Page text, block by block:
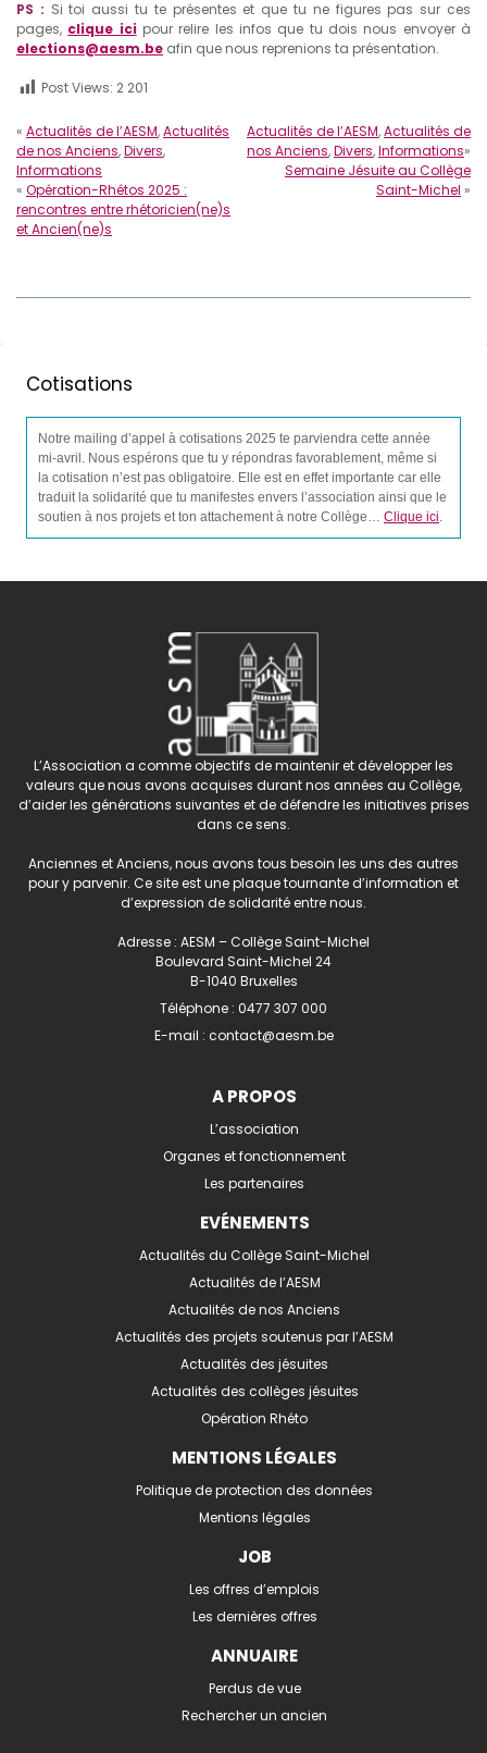
PS : Si toi aussi tu te présentes et que tu ne figures pas sur ces
pages, clique icipour relire les infos que tu dois nous envoyer à
elections@aesm.be afin que nous reprenions ta présentation.
Post Views: 2 201
« Actualités de l’AESM,Actualités
de nos Anciens,Divers,
Informations
« Opération-Rhétos 2025 :
rencontres entre rhétoricien(ne)s
et Ancien(ne)s
Actualités de l’AESM,Actualités de
nos Anciens,Divers,Informations»
Semaine Jésuite au Collège
Saint-Michel »
Cotisations
Notre mailing d’appel à cotisations 2025 te parviendra cette année
mi-avril. Nous espérons que tu y répondras favorablement, même si
la cotisation n’est pas obligatoire. Elle est en effet importante car elle
traduit la solidarité que tu manifestes envers l’association ainsi que le
soutien à nos projets et ton attachement à notre Collège… Clique ici.
L’Association a comme objectifs de maintenir et développer les
valeurs que nous avons acquises durant nos années au Collège,
d’aider les générations suivantes et de défendre les initiatives prises
dans ce sens.
Anciennes et Anciens, nous avons tous besoin les uns des autres
pour y parvenir. Ce site est une plaque tournante d’information et
d’expression de solidarité entre nous.
Adresse : AESM – Collège Saint-Michel
Boulevard Saint-Michel 24
B-1040 Bruxelles
Téléphone : 0477 307 000
E-mail : contact@aesm.be
A PROPOS
L’association
Organes et fonctionnement
Les partenaires
EVÉNEMENTS
Actualités du Collège Saint-Michel
Actualités de l’AESM
Actualités de nos Anciens
Actualités des projets soutenus par l’AESM
Actualités des jésuites
Actualités des collèges jésuites
Opération Rhéto
MENTIONS LÉGALES
Politique de protection des données
Mentions légales
JOB
Les offres d’emplois
Les dernières offres
ANNUAIRE
Perdus de vue
Rechercher un ancien